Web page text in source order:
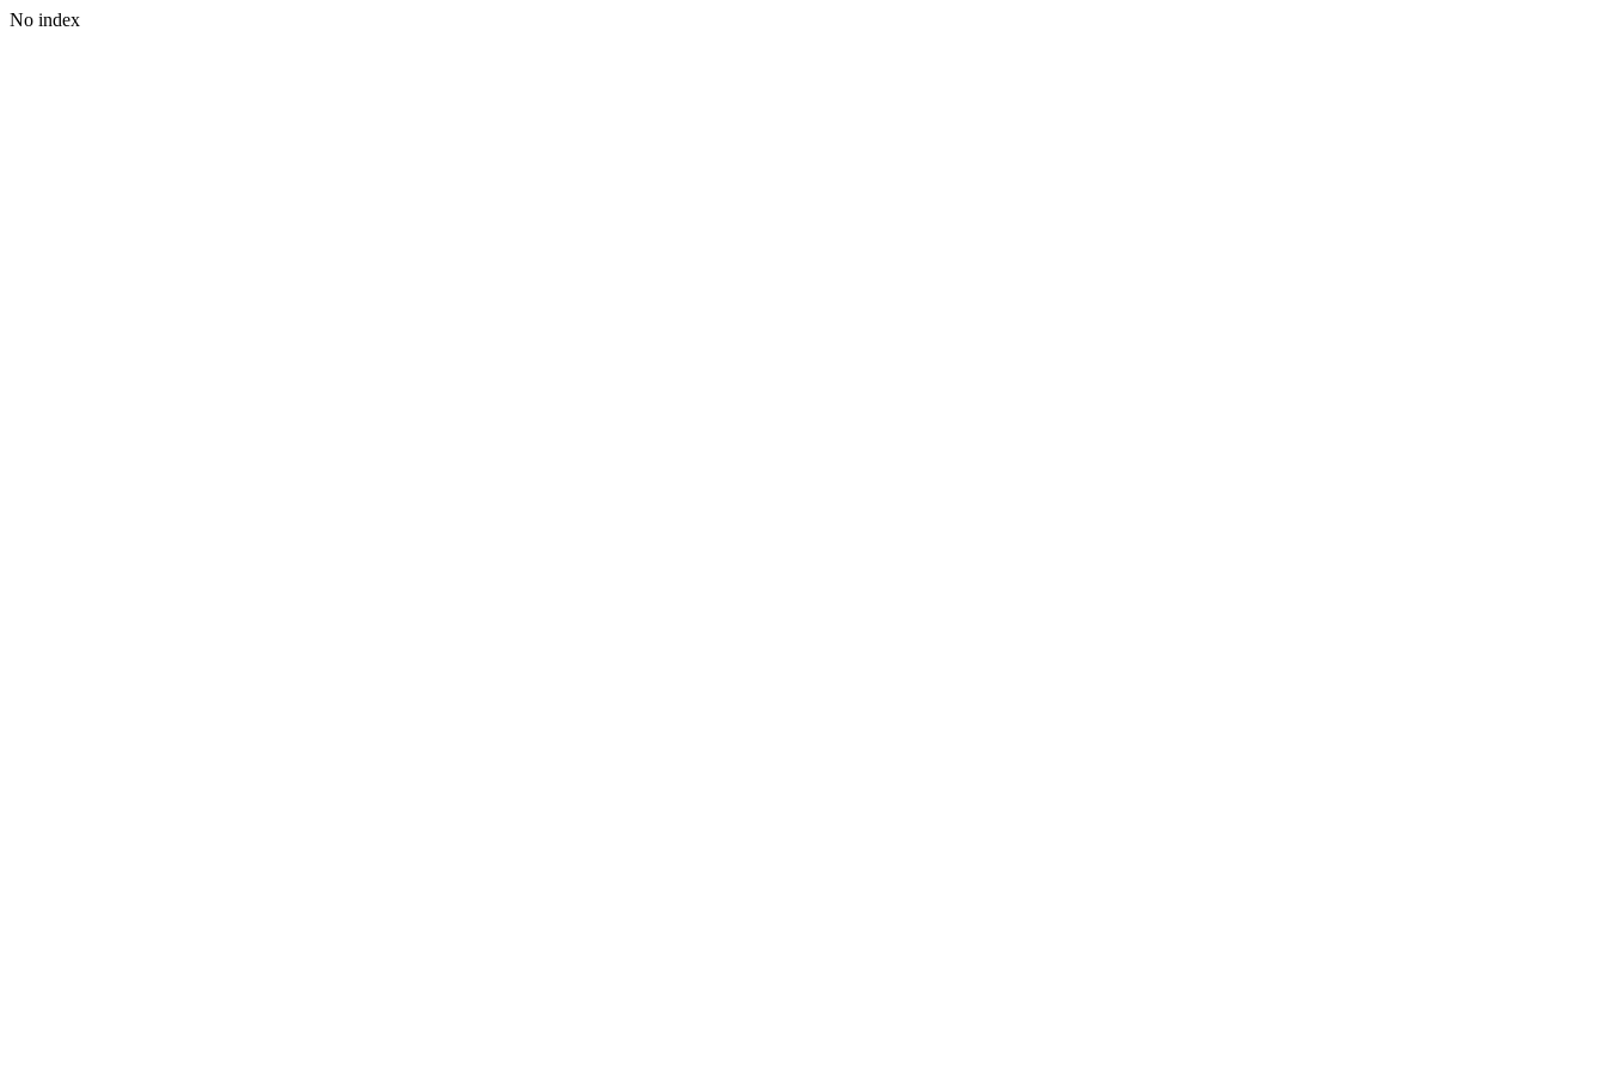
No index